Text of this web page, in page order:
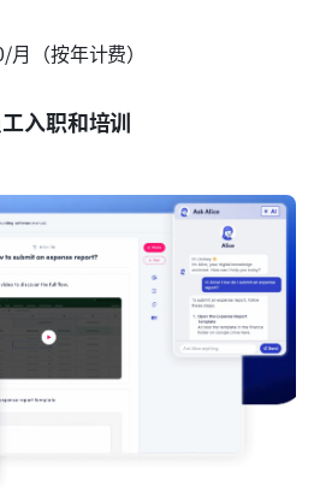
月（按年计费）
入职和培训